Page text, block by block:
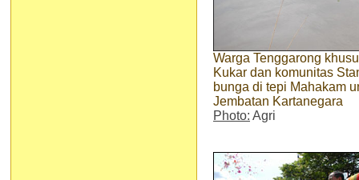
Warga Tenggarong
Kukar dan komunitas
bunga di tepi Mahakam
Jembatan Kartanegara
Photo: Agri